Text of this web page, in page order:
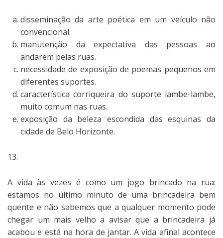
disseminação da arte poética em um veículo não
convencional.
manutenção da expectativa das pessoas ao
andarem pelas ruas.
necessidade de exposição de poemas pequenos em
diferentes suportes.
característica corriqueira do suporte lambe-lambe,
muito comum nas ruas.
exposição da beleza escondida das esquinas da
cidade de Belo Horizonte.
13.
A vida às vezes é como um jogo brincado na rua:
estamos no último minuto de uma brincadeira bem
quente e não sabemos que a qualquer momento pode
chegar um mais velho a avisar que a brincadeira já
acabou e está na hora de jantar. A vida afinal acontece